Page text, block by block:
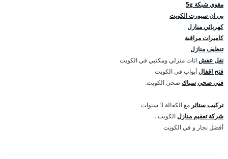
مقوي شبكة 5g
بي ان سبورت الكويت
كهربائي منازل
كاميرات مراقبة
تنظيف منازل
نقل عفشاثاث منزلي ومكتبي في الكويت
فتح اقفالأبواب في الكويت
فني صحيسباك صحي الكويت.
تركيب ستائر مع الكفالة 3 سنوات
شركة تعقيم منازلالكويت .
أفضل نجار و في الكويت